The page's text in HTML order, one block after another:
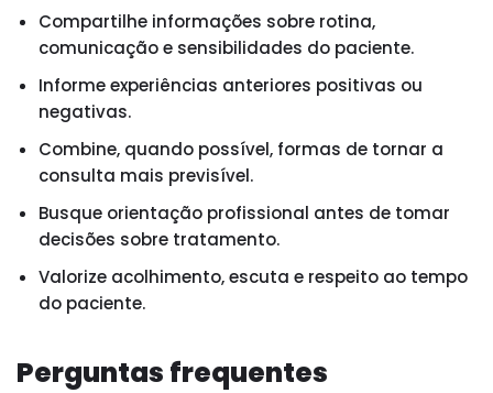
Compartilhe informações sobre rotina,
comunicação e sensibilidades do paciente.
Informe experiências anteriores positivas ou
negativas.
Combine, quando possível, formas de tornar a
consulta mais previsível.
Busque orientação profissional antes de tomar
decisões sobre tratamento.
Valorize acolhimento, escuta e respeito ao tempo
do paciente.
Perguntas frequentes